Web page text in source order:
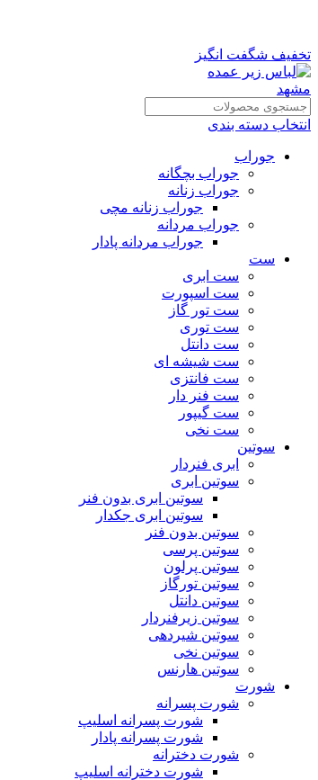
تخفیف شگفت انگیز
انتخاب دسته بندی
جوراب
جوراب بچگانه
جوراب زنانه
جوراب زنانه مچی
جوراب مردانه
جوراب مردانه پادار
ست
ست ابری
ست اسپورت
ست تور گاز
ست توری
ست دانتل
ست شیشه ای
ست فانتزی
ست فنر دار
ست گیپور
ست نخی
سوتین
ابری فنردار
سوتین ابری
سوتین ابری بدون فنر
سوتین ابری جکدار
سوتین بدون فنر
سوتین پرسی
سوتین پرلون
سوتین تورگاز
سوتین دانتل
سوتین زیرفنردار
سوتین شیردهی
سوتین نخی
سوتین هارنس
شورت
شورت پسرانه
شورت پسرانه اسلیپ
شورت پسرانه پادار
شورت دخترانه
شورت دخترانه اسلیپ